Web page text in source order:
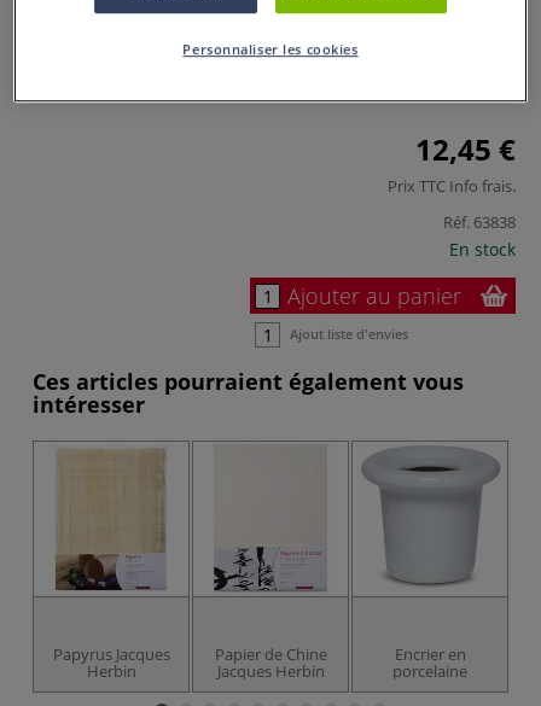
0 Commentaires
Ce papier aspect parchemin est idéal pour encre et
12,45 €
Prix TTC Info frais.
Réf. 63838
En stock
Ajouter au panier
Ajout liste d'envies
Ces articles pourraient également vous
intéresser
Papyrus Jacques
Herbin
Papier de Chine
Jacques Herbin
Encrier en
porcelaine
Personnaliser les cookies